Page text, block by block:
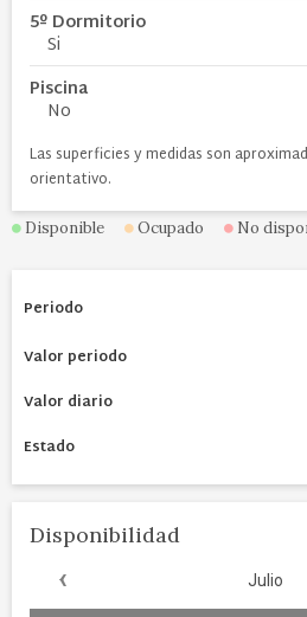
5º Dormitorio
Si
Piscina
No
Las superficies y medidas son
orientativo.
Disponible Ocupado No
Disponibilidad
‹ Julio